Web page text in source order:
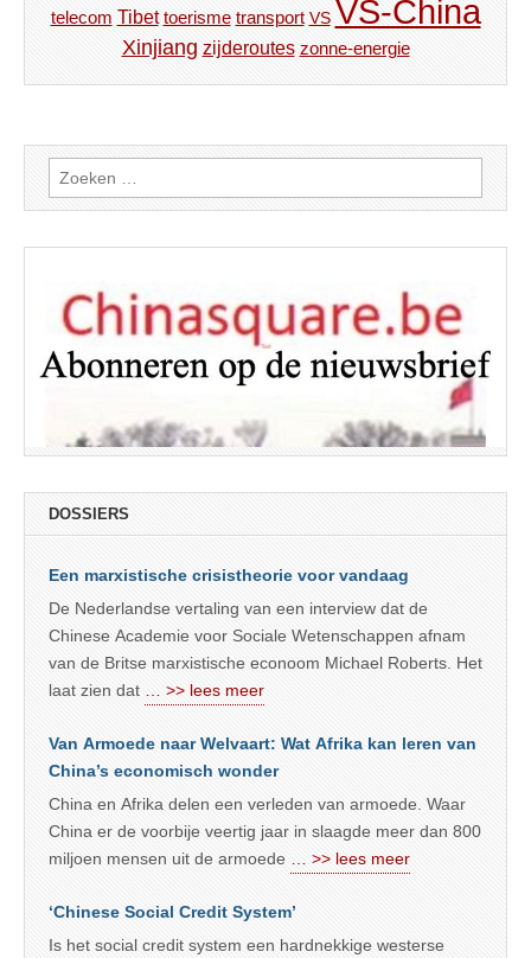
telecom Tibet toerisme transport VS VS-China
Xinjiang zijderoutes zonne-energie
Zoeken
naar:
DOSSIERS
Een marxistische crisistheorie voor vandaag
De Nederlandse vertaling van een interview dat de
Chinese Academie voor Sociale Wetenschappen afnam
van de Britse marxistische econoom Michael Roberts. Het
laat zien dat
… >> lees meer
Van Armoede naar Welvaart: Wat Afrika kan leren van
China’s economisch wonder
China en Afrika delen een verleden van armoede. Waar
China er de voorbije veertig jaar in slaagde meer dan 800
miljoen mensen uit de armoede
… >> lees meer
‘Chinese Social Credit System’
Is het social credit system een hardnekkige westerse